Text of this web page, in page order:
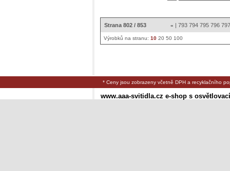
Strana 802 / 853 « |793 794 795 796
Výrobků na stranu: 10 20 50 100
* Ceny jsou zobrazeny včetně DPH a recyklačního
www.aaa-svitidla.cz e-shop s